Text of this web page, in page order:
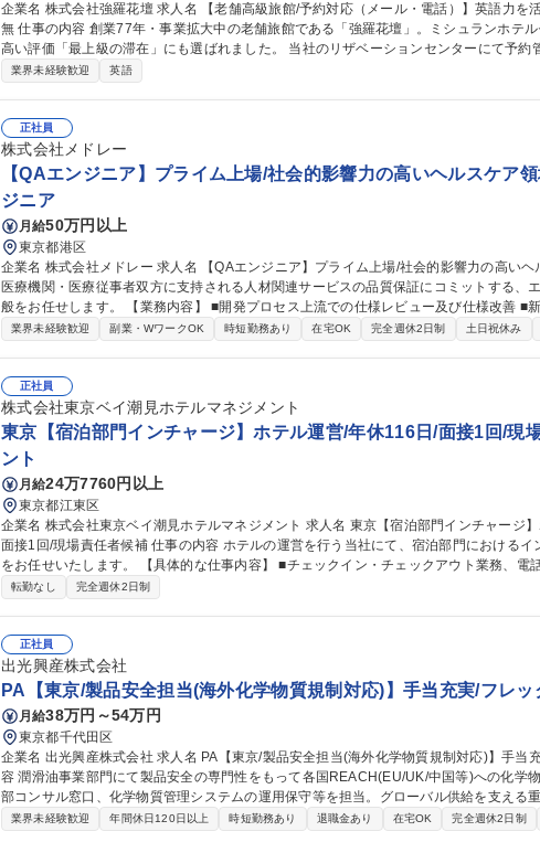
企業名 株式会社強羅花壇 求人名 【老舗高級旅館/予約対応（メール・電話）】英語力を活かせる！希望休可/夜勤
無 仕事の内容 創業77年・事業拡大中の老舗旅館である「強羅花壇」。ミシュランホテルセレクションにて、最も
高い評価「最上級の滞在」にも選ばれました。 当社のリザベーションセンターにて予約
ます。 単なる予約受付ではなく、お客様にとっての「ファーストインプレッション」を左右し、宿泊体験の質に
書類の作成・管理・その他附帯業務等 募集職種 【老舗高級旅館/予約対応（メール・電話）】英語力を活かせる！
希望休可/夜勤無
業界未経験歓迎 英語
正社員
株式会社メドレー
【QAエンジニア】プライム上場/社会的影響力の高いヘルスケア
ジニア
月給50万円以上
東京都港区
企業名 株式会社メドレー 求人名 【QAエンジニア】プライム上場/社会的影響力の高いヘルスケア領域 仕事の内容
医療機関・医療従事者双方に支持される人材関連サービスの品質保証にコミットする、
般をお任せします。 【業務内容】 ■開発プロセス上流での仕様レビュー及び仕様改善 ■新機能開発やシステム改修
におけるテスト計画、設計、実施及びバグ報告 ■テスト効率化及び自動化 ■API テスト、
業界未経験歓迎 副業・WワークOK 時短勤務あり 在宅OK 完全週休2日制 土日祝休み
正社員
株式会社東京ベイ潮見ホテルマネジメント
東京【宿泊部門インチャージ】ホテル運営/年休116日/面接1回/現
ント
月給24万7760円以上
東京都江東区
企業名 株式会社東京ベイ潮見ホテルマネジメント 求人名 東京【宿泊部門インチャージ】ホテル運営/年休116日/
面接1回/現場責任者候補 仕事の内容 ホテルの運営を行う当社にて、宿泊部門におけるインチャージ(現場責任者)
をお任せいたします。 【具体的な仕事内容】 ■チェックイン・チェックアウト業務、電話・メール等による予約
対応 ■館内案内、客室対応などのフロントサービス全般、ゲスト対応業務 ■スタッフへの
転勤なし 完全週休2日制
正社員
出光興産株式会社
PA【東京/製品安全担当(海外化学物質規制対応)】手当充実/フレ
月給38万円～54万円
東京都千代田区
企業名 出光興産株式会社 求人名 PA【東京/製品安全担当(海外化学物質規制対応)】手当充実/フレックス 仕事の内
容 潤滑油事業部門にて製品安全の専門性をもって各国REACH(EU/UK/中国等)への化学
部コンサル窓口、化学物質管理システムの運用保守等を担当。グローバル供給を支える
【業務詳細】■各国REACH(EU, UK, トルコ, 中国, 韓国, 台湾)への化学物質登録等の対■
業界未経験歓迎 年間休日120日以上 時短勤務あり 退職金あり 在宅OK 完全週休2日制